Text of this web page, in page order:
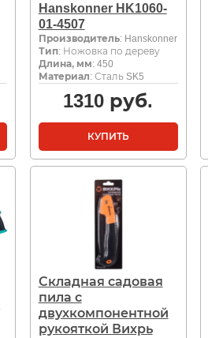
Hanskonner HK1060-
01-4507
Производитель: Hanskonner
Тип: Ножовка по дереву
Длина, мм: 450
Материал: Сталь SK5
1310 руб.
КУПИТЬ
Складная садовая
пила с
двухкомпонентной
рукояткой Вихрь